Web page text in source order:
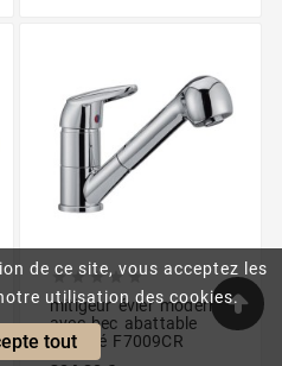
de ce site, vous acceptez les
utilisation des cookies.
tout
  
mitigeur évier moderne
avec bec abattable
chromé F7009CR